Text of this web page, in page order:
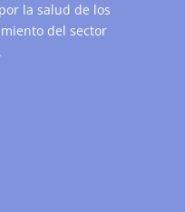
la salud de los
del sector